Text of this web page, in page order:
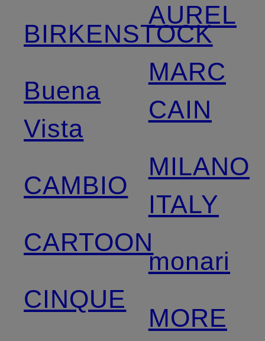
BIRKENSTOCK
Buena
Vista
CAMBIO
CARTOON
CINQUE
AUREL
MARC
CAIN
MILANO
ITALY
monari
MORE